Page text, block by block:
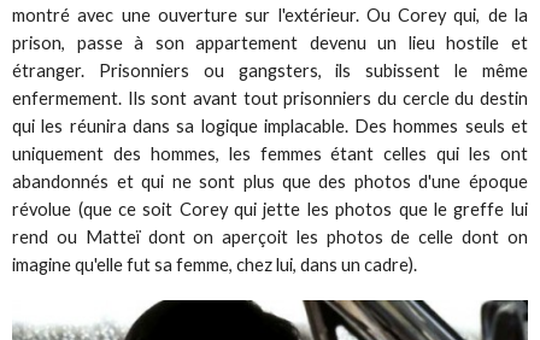
montré avec une ouverture sur l'extérieur. Ou Corey qui, de la
prison, passe à son appartement devenu un lieu hostile et
étranger. Prisonniers ou gangsters, ils subissent le même
enfermement. Ils sont avant tout prisonniers du cercle du destin
qui les réunira dans sa logique implacable. Des hommes seuls et
uniquement des hommes, les femmes étant celles qui les ont
abandonnés et qui ne sont plus que des photos d'une époque
révolue (que ce soit Corey qui jette les photos que le greffe lui
rend ou Matteï dont on aperçoit les photos de celle dont on
imagine qu'elle fut sa femme, chez lui, dans un cadre).